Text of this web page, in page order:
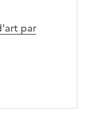
par